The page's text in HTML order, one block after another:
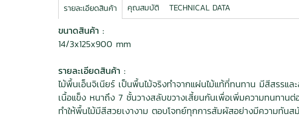
รายละเอียดสินค้า คุณสมบัติ TECHNICAL DATA
ขนาดสินค้า :
14/3x125x900 mm
รายละเอียดสินค้า :
ไม้พื้นเอ็นจิเนียร์ เป็นพื้นไม้จริงทำจากแผ่นไม้แท้ที่ทนทาน มีสีสรรแ
เนื้อแข็ง หนาถึง 7 ชั้นวางสลับขวางเสี้ยนกันเพื่อเพิ่มความทนทา
ทำให้พื้นไม้มีสีสวยเงางาม ตอบโจทย์ทุกการสัมผัสอย่างมีความทันส